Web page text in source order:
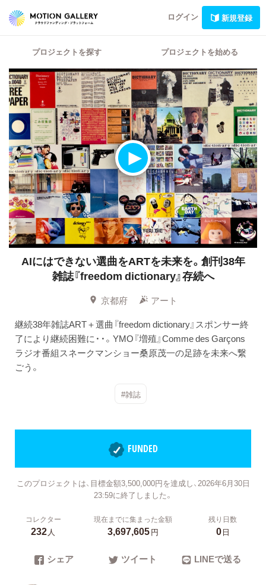
ログイン 新規登録
プロジェクトを探す プロジェクトを始める
AIにはできない選曲をARTを未来を。創刊38年
雑誌『freedom dictionary』存続へ
京都府
アート
継続38年雑誌ART＋選曲『freedom dictionary』スポンサー終
了により継続困難に・・。YMO『増殖』Comme des Garçons
ラジオ番組スネークマンショー桑原茂一の足跡を未来へ繋
ごう。
#雑誌
FUNDED
このプロジェクトは、目標金額3,500,000円を達成し、2026年6月30日
23:59に終了しました。
コレクター
232人
現在までに集まった金額
3,697,605円
残り日数
0日
シェア ツイート LINEで送る